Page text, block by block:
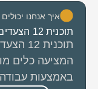
איך אנחנו
תוכנית 12 הצעדים - הדרך שלך אל החופש
המציעה כלים
באמצעות